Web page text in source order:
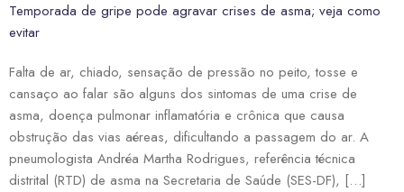
Temporada de gripe pode agravar crises de asma; veja como
evitar
Falta de ar, chiado, sensação de pressão no peito, tosse e
cansaço ao falar são alguns dos sintomas de uma crise de
asma, doença pulmonar inflamatória e crônica que causa
obstrução das vias aéreas, dificultando a passagem do ar. A
pneumologista Andréa Martha Rodrigues, referência técnica
distrital (RTD) de asma na Secretaria de Saúde (SES-DF), […]